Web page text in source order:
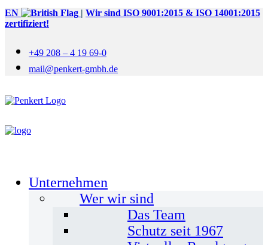
EN | Wir sind ISO 9001:2015 & ISO 14001:2015
zertifiziert!
+49 208 – 4 19 69-0
mail@penkert-gmbh.de
Unternehmen
Wer wir sind
Das Team
Schutz seit 1967